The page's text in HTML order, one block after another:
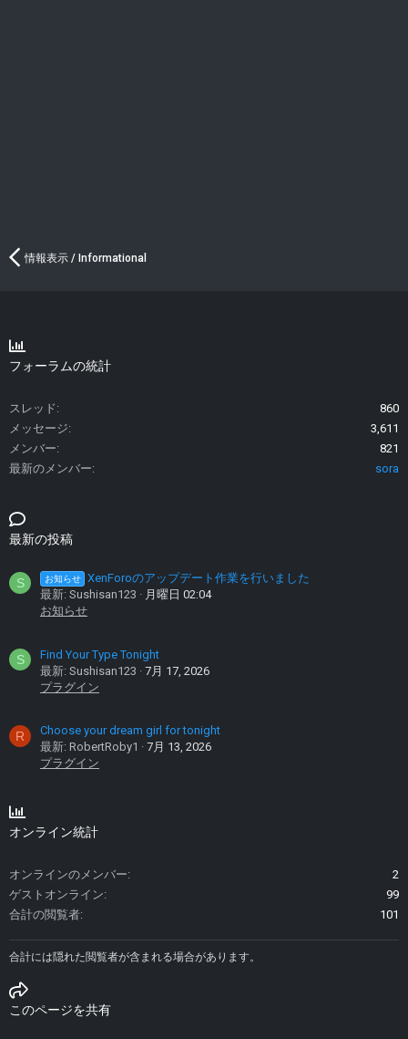
情報表示 / Informational
フォーラムの統計
スレッド
860
メッセージ
3,611
メンバー
821
最新のメンバー
sora
最新の投稿
S お知らせ XenForoのアップデート作業を行いました
最新: Sushisan123
月曜日 02:04
お知らせ
S
Find Your Type Tonight
最新: Sushisan123
7月 17, 2026
プラグイン
R
Choose your dream girl for tonight
最新: RobertRoby1
7月 13, 2026
プラグイン
オンライン統計
オンラインのメンバー
2
ゲストオンライン
99
合計の閲覧者
101
合計には隠れた閲覧者が含まれる場合があります。
このページを共有